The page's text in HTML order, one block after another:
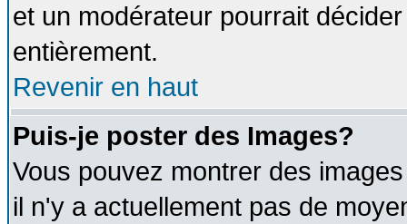
et un modérateur pourrait
entièrement.
Revenir en haut
Puis-je poster des Images?
Vous pouvez montrer des
il n'y a actuellement pas de